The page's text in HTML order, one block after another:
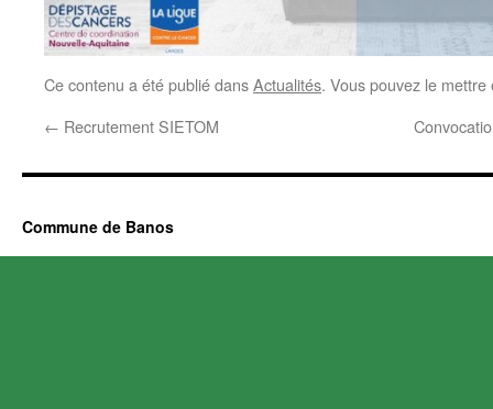
Ce contenu a été publié dansActualités. Vous pouvez le
← Recrutement SIETOM
Commune de Banos